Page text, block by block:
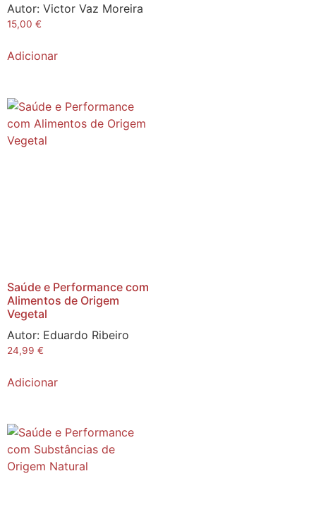
Autor: Victor Vaz Moreira
15,00 €
Adicionar
Saúde e Performance com
Alimentos de Origem
Vegetal
Autor: Eduardo Ribeiro
24,99 €
Adicionar